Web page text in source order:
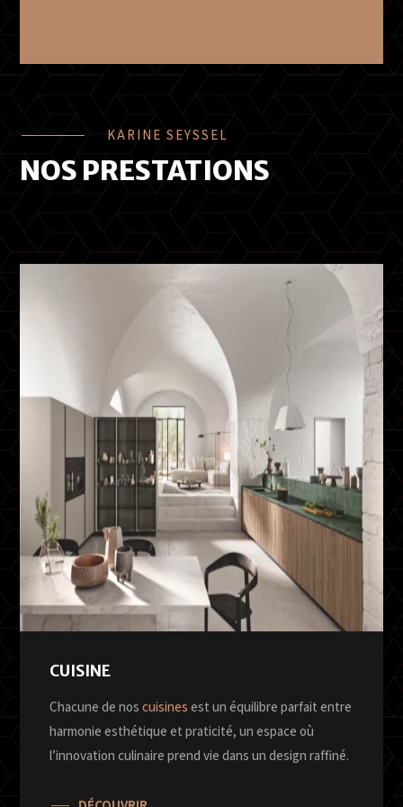
KARINE SEYSSEL
NOS PRESTATIONS
CUISINE
Chacune de noscuisines est un équilibre parfait entre
harmonie esthétique et praticité, un espace où
l’innovation culinaire prend vie dans un design raffiné.